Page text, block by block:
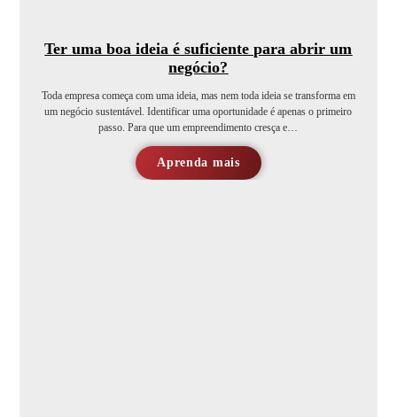
Ter uma boa ideia é suficiente para abrir um
negócio?
Toda empresa começa com uma ideia, mas nem toda ideia se transforma em
um negócio sustentável. Identificar uma oportunidade é apenas o primeiro
passo. Para que um empreendimento cresça e…
Aprenda mais